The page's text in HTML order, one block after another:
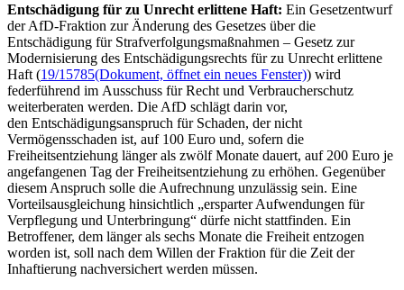
Entschädigung für zu Unrecht erlittene Haft: Ein Gesetzentwurf
der AfD-Fraktion zur Änderung des Gesetzes über die
Entschädigung für Strafverfolgungsmaßnahmen – Gesetz zur
Modernisierung des Entschädigungsrechts für zu Unrecht erlittene
Haft (19/15785(Dokument, öffnet ein neues Fenster)) wird
federführend im Ausschuss für Recht und Verbraucherschutz
weiterberaten werden. Die AfD schlägt darin vor,
den Entschädigungsanspruch für Schaden, der nicht
Vermögensschaden ist, auf 100 Euro und, sofern die
Freiheitsentziehung länger als zwölf Monate dauert, auf 200 Euro je
angefangenen Tag der Freiheitsentziehung zu erhöhen. Gegenüber
diesem Anspruch solle die Aufrechnung unzulässig sein. Eine
Vorteilsausgleichung hinsichtlich „ersparter Aufwendungen für
Verpflegung und Unterbringung“ dürfe nicht stattfinden. Ein
Betroffener, dem länger als sechs Monate die Freiheit entzogen
worden ist, soll nach dem Willen der Fraktion für die Zeit der
Inhaftierung nachversichert werden müssen.